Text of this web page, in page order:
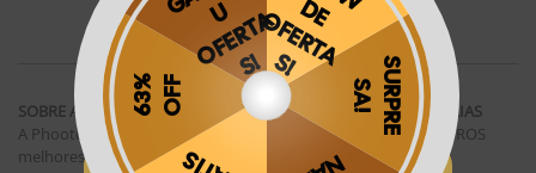
SIGA A PHOOTO
SOBRE A PHOOTO
A Phooto existe para te ajudar a guardar seus
melhores momentos em fotolivros, revelações e
CATEGORIAS
FOTOLIVROS